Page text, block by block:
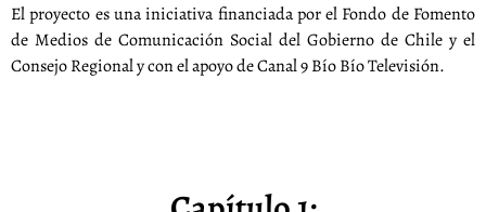
El proyecto es una iniciativa financiada por el Fondo de Fomento
de Medios de Comunicación Social del Gobierno de Chile y el
Consejo Regional y con el apoyo de Canal 9 Bío Bío Televisión.